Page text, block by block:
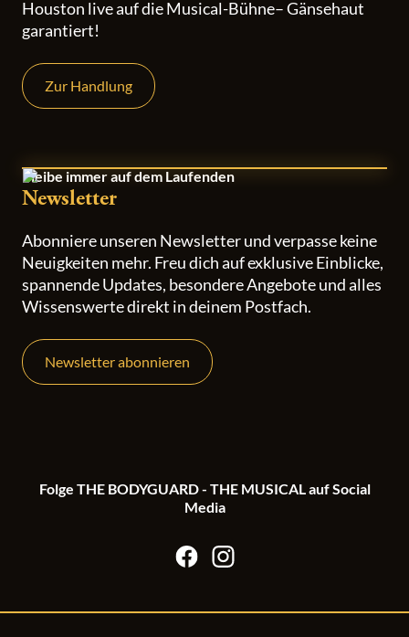
Houston live auf die Musical-Bühne– Gänsehaut
garantiert!
Zur Handlung
Newsletter
Bleibe immer auf dem Laufenden
Abonniere unseren Newsletter und verpasse keine
Neuigkeiten mehr. Freu dich auf exklusive Einblicke,
spannende Updates, besondere Angebote und alles
Wissenswerte direkt in deinem Postfach.
Newsletter abonnieren
Folge THE BODYGUARD - THE MUSICAL auf Social
Media
facebookInstagram